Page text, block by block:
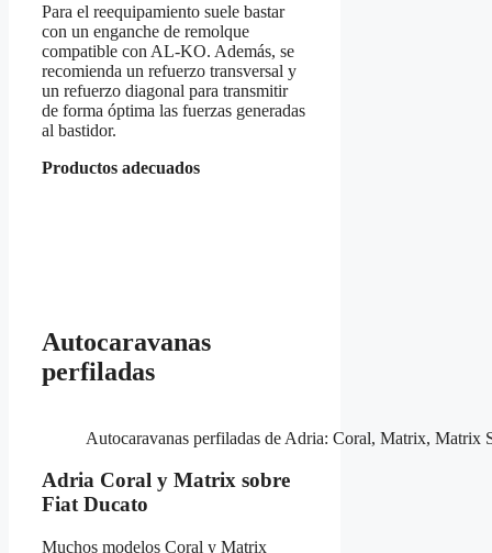
Para el reequipamiento suele bastar
con un enganche de remolque
compatible con AL-KO. Además, se
recomienda un refuerzo transversal y
un refuerzo diagonal para transmitir
de forma óptima las fuerzas generadas
al bastidor.
Productos adecuados
Autocaravanas
perfiladas
Autocaravanas perfiladas de Adria: Coral, Matrix, Matrix
Adria Coral y Matrix sobre
Fiat Ducato
Muchos modelos Coral y Matrix